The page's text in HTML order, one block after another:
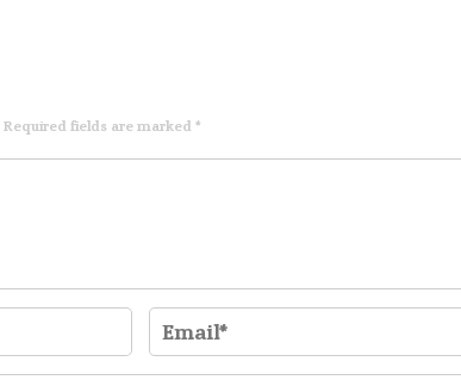
Required fields are marked *